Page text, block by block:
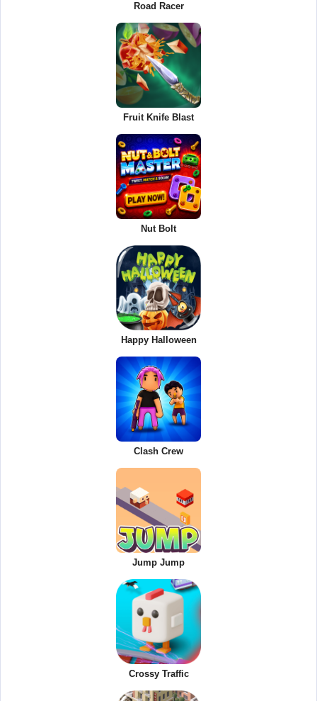
Road Racer
Fruit Knife Blast
Nut Bolt
Happy Halloween
Clash Crew
Jump Jump
Crossy Traffic